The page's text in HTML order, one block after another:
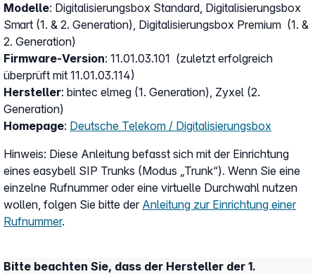
Modelle: Digitalisierungsbox Standard, Digitalisierungsbox
Smart (1. & 2. Generation), Digitalisierungsbox Premium (1. &
2. Generation)
Firmware-Version: 11.01.03.101 (zuletzt erfolgreich
überprüft mit 11.01.03.114)
Hersteller: bintec elmeg (1. Generation), Zyxel (2.
Generation)
Homepage: Deutsche Telekom / Digitalisierungsbox
Hinweis: Diese Anleitung befasst sich mit der Einrichtung
eines easybell SIP Trunks (Modus „Trunk“). Wenn Sie eine
einzelne Rufnummer oder eine virtuelle Durchwahl nutzen
wollen, folgen Sie bitte der Anleitung zur Einrichtung einer
Rufnummer.
Bitte beachten Sie, dass der Hersteller der 1.